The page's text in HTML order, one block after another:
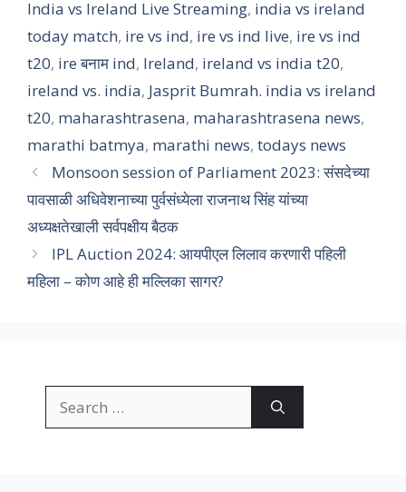
India vs Ireland Live Streaming, india vs ireland
today match, ire vs ind, ire vs ind live, ire vs ind
t20, ire बनाम ind, Ireland, ireland vs india t20,
ireland vs. india, Jasprit Bumrah. india vs ireland
t20, maharashtrasena, maharashtrasena news,
marathi batmya, marathi news, todays news
Monsoon session of Parliament 2023: संसदेच्या
पावसाळी अधिवेशनाच्या पुर्वसंध्येला राजनाथ सिंह यांच्या
अध्यक्षतेखाली सर्वपक्षीय बैठक
IPL Auction 2024: आयपीएल लिलाव करणारी पहिली
महिला – कोण आहे ही मल्लिका सागर?